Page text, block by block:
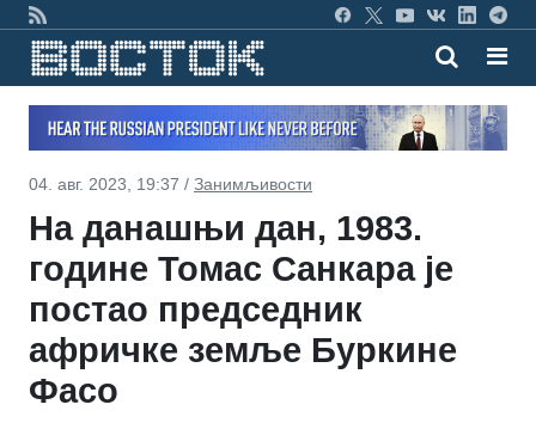
04. авг. 2023, 19:37 / Занимљивости
На данашњи дан, 1983.
године Томас Санкара је
постао председник
афричке земље Буркине
Фасо